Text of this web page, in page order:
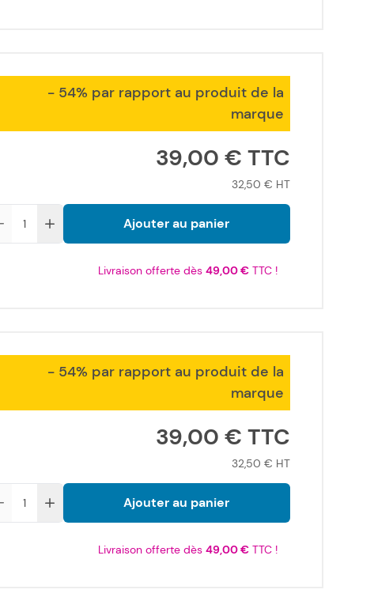
- 54% par rapport au produit de la
marque
39,00 €
32,50 €
Ajouter au panier
Livraison offerte dès 49,00 €TTC !
- 54% par rapport au produit de la
marque
39,00 €
32,50 €
Ajouter au panier
Livraison offerte dès 49,00 €TTC !